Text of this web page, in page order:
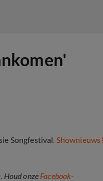
Songfestival.
Houd onze Facebook-